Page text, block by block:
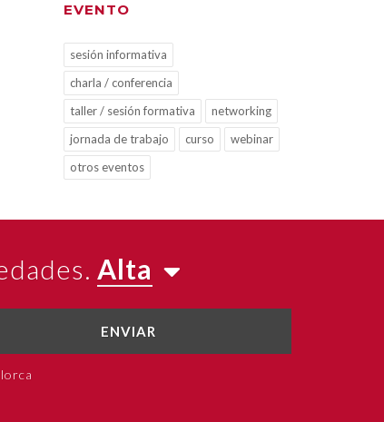
EVENTO
sesión informativa
charla / conferencia
taller / sesión formativa
networking
jornada de trabajo
curso
webinar
otros eventos
Alta
ENVIAR